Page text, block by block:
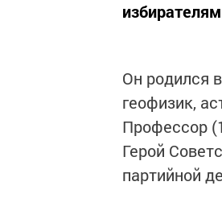
Он родился
геофизик,
Профессор
Герой
партийной